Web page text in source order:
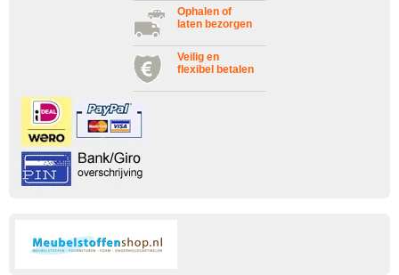
Ophalen of
laten bezorgen
Veilig en
flexibel betalen